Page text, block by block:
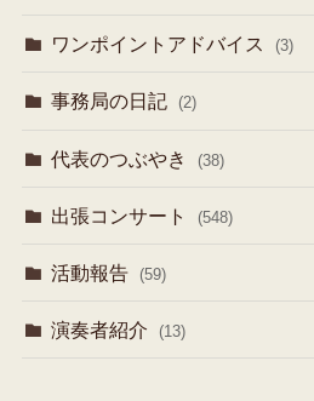
ワンポイントアドバイス (3)
事務局の日記 (2)
代表のつぶやき (38)
出張コンサート (548)
活動報告 (59)
演奏者紹介 (13)